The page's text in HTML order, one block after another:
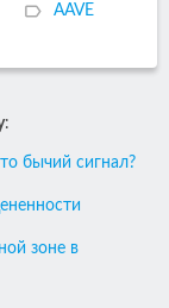
AAVE
:
бычий сигнал?
зоне в